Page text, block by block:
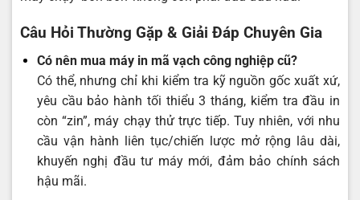
Câu Hỏi Thường Gặp & Giải Đáp Chuyên Gia
Có nên mua máy in mã vạch công nghiệp cũ?
Có thể, nhưng chỉ khi kiểm tra kỹ nguồn gốc xuất xứ,
yêu cầu bảo hành tối thiểu 3 tháng, kiểm tra đầu in
còn “zin”, máy chạy thử trực tiếp. Tuy nhiên, với nhu
cầu vận hành liên tục/chiến lược mở rộng lâu dài,
khuyến nghị đầu tư máy mới, đảm bảo chính sách
hậu mãi.